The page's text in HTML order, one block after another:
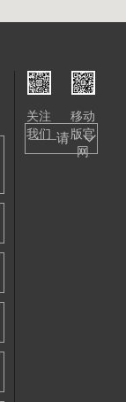
关注
我们
移动
版官
网
——请